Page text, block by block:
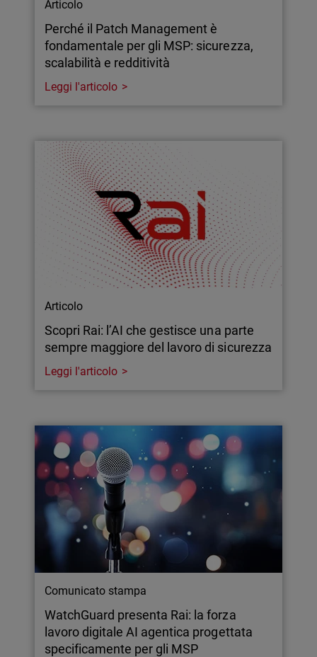
Articolo
Perché il Patch Management è
fondamentale per gli MSP: sicurezza,
scalabilità e redditività
Leggi l'articolo
Articolo
Scopri Rai: l’AI che gestisce una parte
sempre maggiore del lavoro di sicurezza
Leggi l'articolo
Comunicato stampa
WatchGuard presenta Rai: la forza
lavoro digitale AI agentica progettata
specificamente per gli MSP